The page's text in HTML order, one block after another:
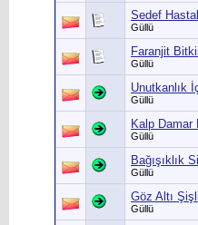
Sedef
Güllü
Faranjit
Güllü
Unutkanlık
Güllü
Kalp Damar
Güllü
Bağışıklık
Güllü
Göz Altı
Güllü